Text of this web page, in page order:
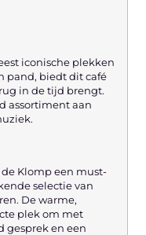
iconische plekken
pand, biedt dit café
in de tijd brengt.
assortiment aan
Klomp een must-
selectie van
De warme,
plek om met
gesprek en een